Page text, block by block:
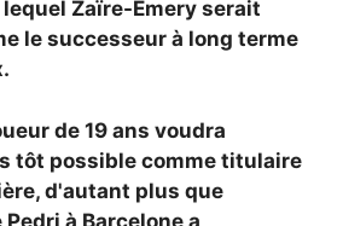
Zaïre-Emery serait
le successeur à long terme
de 19 ans voudra
tôt possible comme titulaire
d'autant plus que
Pedri à Barcelone a